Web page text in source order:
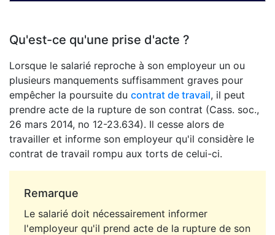
Qu'est-ce qu'une prise d'acte ?
Lorsque le salarié reproche à son employeur un ou
plusieurs manquements suffisamment graves pour
empêcher la poursuite du contrat de travail, il peut
prendre acte de la rupture de son contrat (Cass. soc.,
26 mars 2014, no 12-23.634). Il cesse alors de
travailler et informe son employeur qu'il considère le
contrat de travail rompu aux torts de celui-ci.
Remarque
Le salarié doit nécessairement informer
l'employeur qu'il prend acte de la rupture de son